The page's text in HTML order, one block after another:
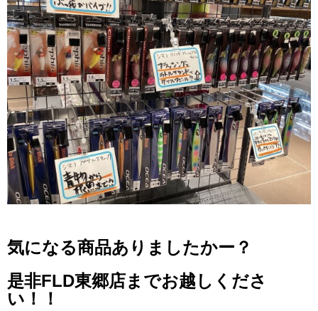
気になる商品ありましたかー？
是非FLD東郷店までお越しくださ
い！！